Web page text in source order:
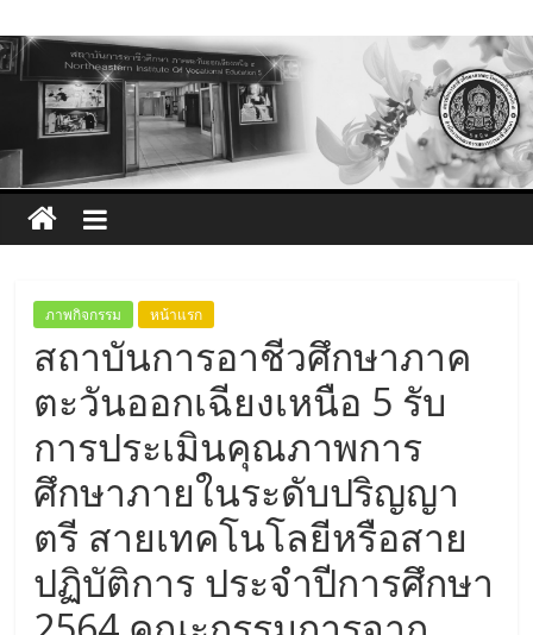
to
content
ภาพกิจกรรม หน้าแรก
สถาบันการอาชีวศึกษาภาค
ตะวันออกเฉียงเหนือ 5 รับ
การประเมินคุณภาพการ
ศึกษาภายในระดับปริญญา
ตรี สายเทคโนโลยีหรือสาย
ปฏิบัติการ ประจำปีการศึกษา